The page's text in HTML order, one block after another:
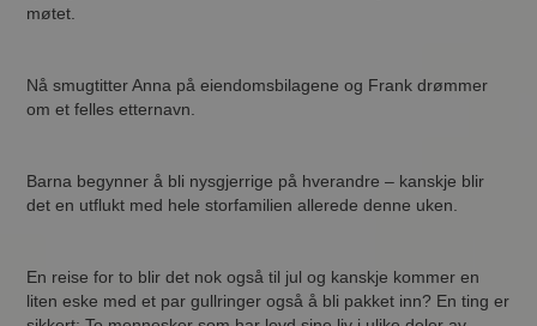
møtet.
Nå smugtitter Anna på eiendomsbilagene og Frank drømmer
om et felles etternavn.
Barna begynner å bli nysgjerrige på hverandre – kanskje blir
det en utflukt med hele storfamilien allerede denne uken.
En reise for to blir det nok også til jul og kanskje kommer en
liten eske med et par gullringer også å bli pakket inn? En ting er